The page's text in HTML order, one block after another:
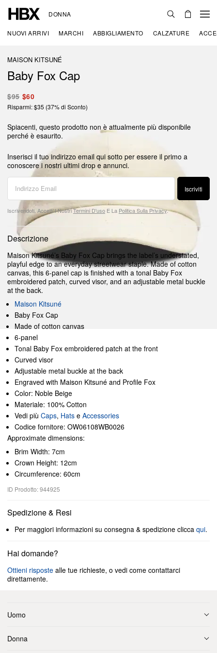
DONNA
NUOVI ARRIVI MARCHI ABBIGLIAMENTO CALZATURE
MAISON KITSUNÉ
Baby Fox Cap
$95 $60
Risparmi: $35 (37% di Sconto)
Spiacenti, questo prodotto non è attualmente più disponibile
perché è esaurito.
Inserisci il tuo indirizzo email qui sotto per essere il primo a
conoscere i nostri ultimi drop e annunci.
Iscriviti
Iscrivendoti, Accetti I NostriTermini D'uso E La Politica Sulla Privacy.
Descrizione
Maison Kitsuné’s Baby Fox Cap brings the label’s understated,
playful edge to an everyday streetwear staple. Made of cotton
canvas, this 6-panel cap is finished with a tonal Baby Fox
embroidered patch, curved visor, and an adjustable metal buckle
at the back.
Maison Kitsuné
Baby Fox Cap
Made of cotton canvas
6-panel
Tonal Baby Fox embroidered patch at the front
Curved visor
Adjustable metal buckle at the back
Engraved with Maison Kitsuné and Profile Fox
Color: Noble Beige
Materiale: 100% Cotton
Vedi più Caps, Hats e Accessories
Codice fornitore: OW06108WB0026
Approximate dimensions:
Brim Width: 7cm
Crown Height: 12cm
Circumference: 60cm
ID Prodotto: 944925
Spedizione & Resi
Per maggiori informazioni su consegna & spedizione clicca qui.
Hai domande?
Ottieni risposte alle tue richieste, o vedi come contattarci
direttamente.
Uomo
Donna